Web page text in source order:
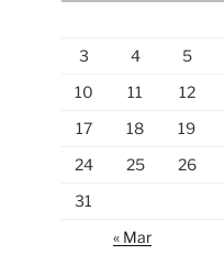
3
4 5
10
11 12
17
18 19
24
25 26
31
« Mar